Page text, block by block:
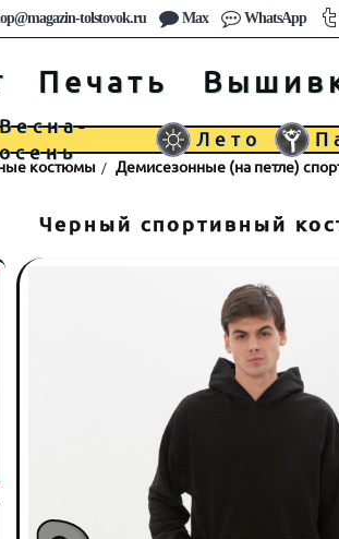
tolstovok.ru Max WhatsApp
Печать
Весна-
осень
Лето
костюмы Демисезонные (на петле)
Черный спортивный